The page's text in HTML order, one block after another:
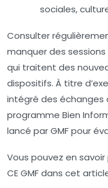
sociales,
Consulter
manquer des
qui traitent des
dispositifs. À titre
intégré des échanges
programme Bien
lancé par GMF pour
Vous pouvez en
CE GMF dans cet